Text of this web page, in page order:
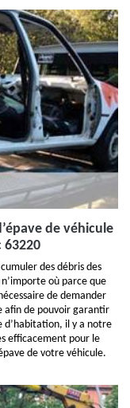
de véhicule
63220
des débris des
où parce que
de demander
afin de pouvoir garantir
d’habitation, il y a notre
efficacement pour le
de votre véhicule.